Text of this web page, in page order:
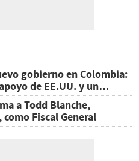
gobierno en Colombia:
de EE.UU. y un
a Todd Blanche,
Fiscal General